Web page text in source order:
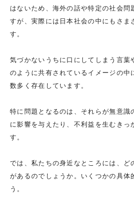
はないため、海外の話や特定の社会問
すが、実際には日本社会の中にもさま
す。
気づかないうちに口にしてしまう言葉
のように共有されているイメージの中
数多く存在しています。
特に問題となるのは、それらが無意識
に影響を与えたり、不利益を生むきっ
す。
では、私たちの身近なところには、ど
があるのでしょうか。いくつかの具体
う。